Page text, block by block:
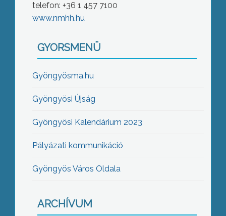
telefon: +36 1 457 7100
www.nmhh.hu
GYORSMENÜ
Gyöngyösma.hu
Gyöngyösi Újság
Gyöngyösi Kalendárium 2023
Pályázati kommunikáció
Gyöngyös Város Oldala
ARCHÍVUM